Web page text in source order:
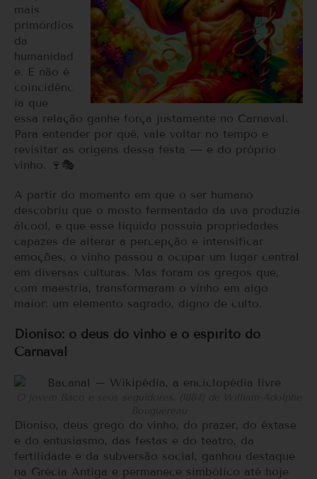
mais
primórdios
da
humanidad
e. E não é
coincidênc
ia que
essa relação ganhe força justamente no Carnaval.
Para entender por quê, vale voltar no tempo e
revisitar as origens dessa festa — e do próprio
vinho. 🍷🎭
A partir do momento em que o ser humano
descobriu que o mosto fermentado da uva produzia
álcool, e que esse líquido possuía propriedades
capazes de alterar a percepção e intensificar
emoções, o vinho passou a ocupar um lugar central
em diversas culturas. Mas foram os gregos que,
com maestria, transformaram o vinho em algo
maior: um elemento sagrado, digno de culto.
Dioniso: o deus do vinho e o espírito do
Carnaval
Dioniso, deus grego do vinho, do prazer, do êxtase
e do entusiasmo, das festas e do teatro, da
fertilidade e da subversão social, ganhou destaque
na Grécia Antiga e permanece simbólico até hoje